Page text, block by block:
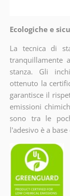
Ecologiche e
La tecnica di
tranquillamente
stanza. Gli
ottenuto la
garantisce il
emissioni
sono tra le
l'adesivo è a base